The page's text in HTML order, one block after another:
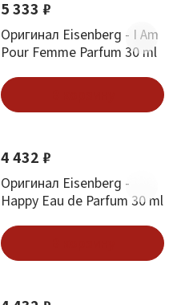
5 333 ₽
Оригинал Eisenberg - I Am
Pour Femme Parfum 30 ml
4 432 ₽
Оригинал Eisenberg -
Happy Eau de Parfum 30 ml